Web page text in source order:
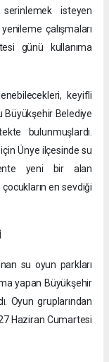
isteyen
çalışmaları
günü kullanıma
keyifli
Büyükşehir Belediye
bulunmuşlardı.
Ünye ilçesinde su
yeni bir alan
en sevdiği
su oyun parkları
yapan Büyükşehir
Oyun gruplarından
Haziran Cumartesi